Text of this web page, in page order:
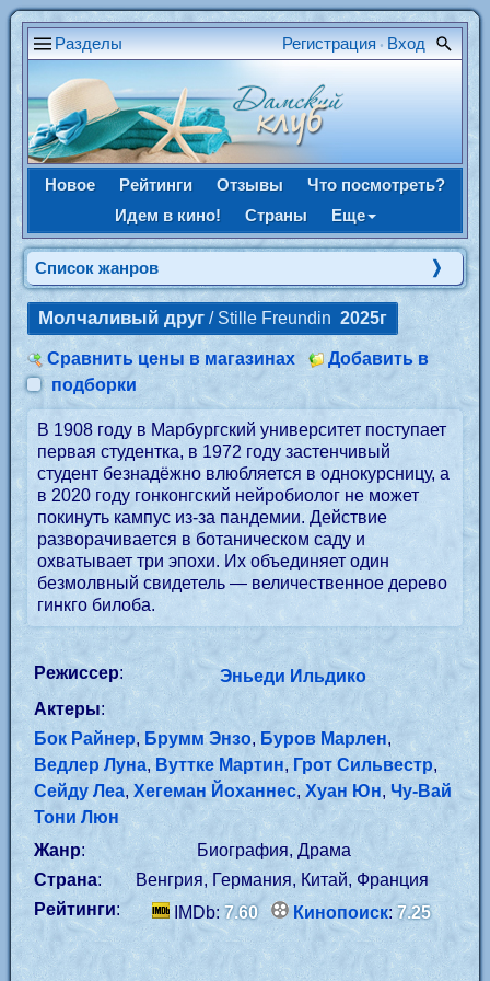
Разделы Регистрация • Вход
Новое Рейтинги Отзывы
Что посмотреть?
Идем в кино!
Страны Еще
Список жанров
Молчаливый друг / Stille Freundin 2025г
Сравнить цены в магазинах
Добавить в
подборки
В 1908 году в Марбургский университет поступает
первая студентка, в 1972 году застенчивый
студент безнадёжно влюбляется в однокурсницу, а
в 2020 году гонконгский нейробиолог не может
покинуть кампус из-за пандемии. Действие
разворачивается в ботаническом саду и
охватывает три эпохи. Их объединяет один
безмолвный свидетель — величественное дерево
гинкго билоба.
Режиссер:
Эньеди Ильдико
Актеры:
Бок Райнер, Брумм Энзо, Буров Марлен,
Ведлер Луна, Вуттке Мартин, Грот Сильвестр,
Сейду Леа, Хегеман Йоханнес, Хуан Юн, Чу-Вай
Тони Люн
Жанр:
Биография, Драма
Страна:
Венгрия, Германия, Китай, Франция
Рейтинги: IMDb:7.60 Кинопоиск: 7.25